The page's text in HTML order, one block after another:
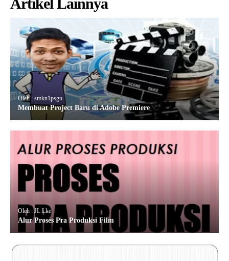
Oleh : smkn1psgn
Membuat Project Baru di Adobe Premiere
Oleh : JL Lke
Alur Proses Pra Produksi Film